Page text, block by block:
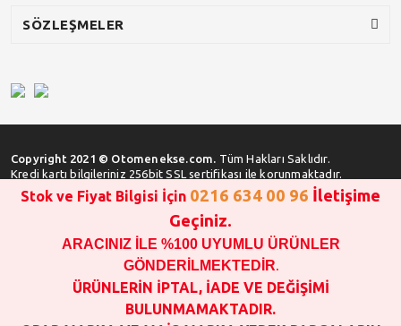
SÖZLEŞMELER
Copyright 2021 © Otomenekse.com. Tüm Hakları Saklıdır.
Kredi kartı bilgileriniz 256bit SSL sertifikası ile korunmaktadır.
SATIN ALMA İŞLEMİ YAPMADAN ÖNCE
STOK VE FİYAT BİLGİSİ ALINIZ !!!
1000 TL VE ÜSTÜ SİPARİŞ VERİLEBİLİR!!!
OPAR MARKA VE MAİS MARKA YEDEK PARÇALARIN
GARANTİSİ YOKTUR!!!!!!!!!!!
Stok ve Fiyat Bilgisi İçin 0216 634 00 96 İletişime
Geçiniz.
ARACINIZ İLE %100 UYUMLU ÜRÜNLER
GÖNDERİLMEKTEDİR.
ÜRÜNLERİN İPTAL, İADE VE DEĞİŞİMİ
BULUNMAMAKTADIR.